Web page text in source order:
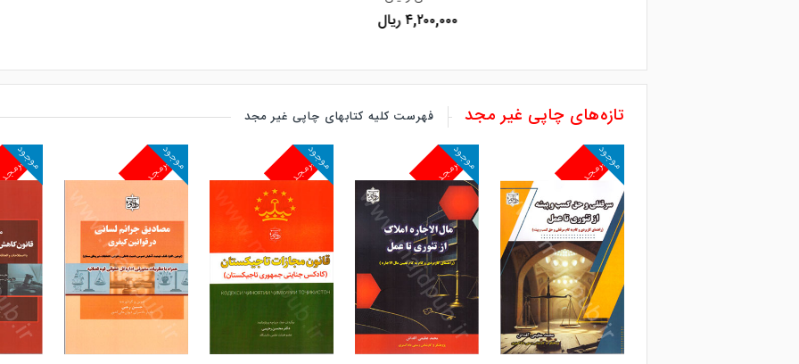
۴,۲۰۰,۰۰۰ ریال
تازه‌های چاپی غیر مجد فهرست کلیه کتابهای چاپی غیر مجد
غیرمجد
موجود
مشاهده و خرید
غیرمجد
موجود
مشاهده و خرید
غیرمجد
موجود
مشاهده و خرید
غیرمجد
موجود غیرمجد
موجود